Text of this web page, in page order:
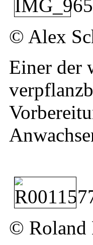
© Alex
Einer der
© Roland